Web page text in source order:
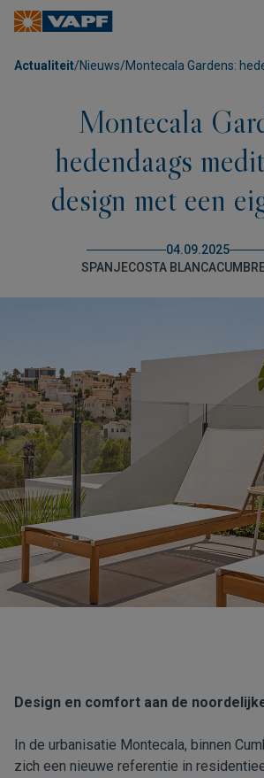
Actualiteit/Nieuws/Montecala Gardens:
Montecala
hedendaags
design met een
04.09.2025
SPANJECOSTA BLANCA
Design en comfort aan de
In de urbanisatie Montecala, binnen
zich een nieuwe referentie in